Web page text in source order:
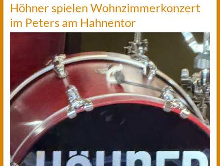
Höhner spielen Wohnzimmerkonzert
im Peters am Hahnentor